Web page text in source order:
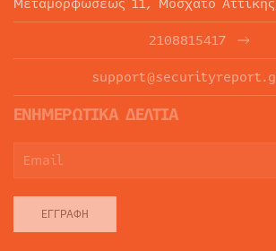
2108815417
ΕΝΗΜΕΡΩΤΙΚΑ ΔΕΛΤΙΑ
ΕΓΓΡΑΦΉ